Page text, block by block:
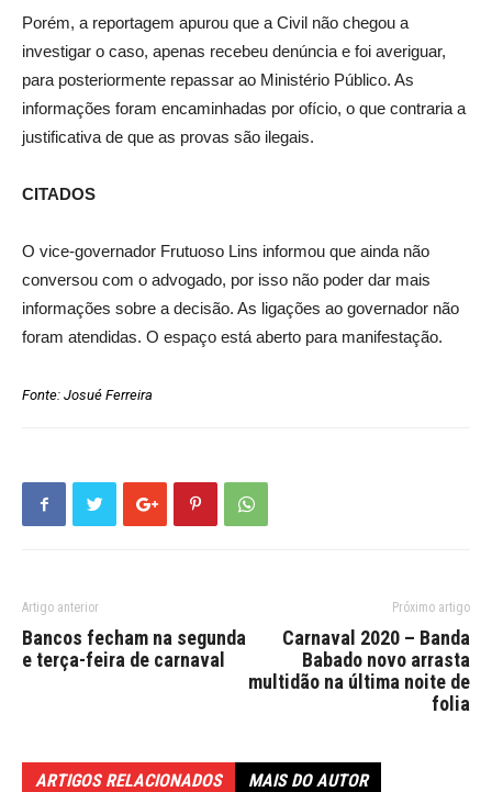
Porém, a reportagem apurou que a Civil não chegou a
investigar o caso, apenas recebeu denúncia e foi averiguar,
para posteriormente repassar ao Ministério Público. As
informações foram encaminhadas por ofício, o que contraria a
justificativa de que as provas são ilegais.
CITADOS
O vice-governador Frutuoso Lins informou que ainda não
conversou com o advogado, por isso não poder dar mais
informações sobre a decisão. As ligações ao governador não
foram atendidas. O espaço está aberto para manifestação.
Fonte: Josué Ferreira
Artigo anterior
Bancos fecham na segunda
e terça-feira de carnaval
Próximo artigo
Carnaval 2020 – Banda
Babado novo arrasta
multidão na última noite de
folia
ARTIGOS RELACIONADOS MAIS DO AUTOR